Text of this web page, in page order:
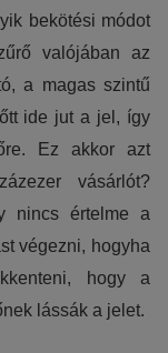
bekötési módot
valójában az
a magas szintű
ide jut a jel, így
Ez akkor azt
vásárlót?
nincs értelme a
végezni, hogyha
hogy a
lássák a jelet.